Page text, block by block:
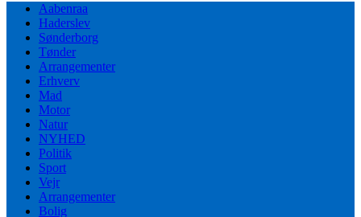
Aabenraa
Haderslev
Sønderborg
Tønder
Arrangementer
Erhverv
Mad
Motor
Natur
NYHED
Politik
Sport
Vejr
Arrangementer
Bolig